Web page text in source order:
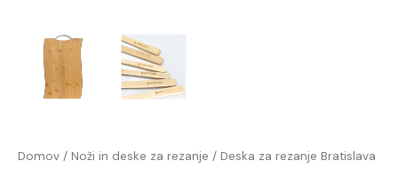
Domov / Noži in deske za rezanje / Deska za rezanje Bratislava